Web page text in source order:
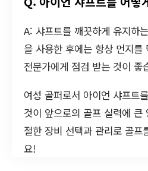
A: 샤프트를 깨끗하게 유지하
을 사용한 후에는 항상 먼지를
전문가에게 점검 받는 것이 좋
여성 골퍼로서 아이언 샤프트
것이 앞으로의 골프 실력에 큰
절한 장비 선택과 관리로 골프
요!